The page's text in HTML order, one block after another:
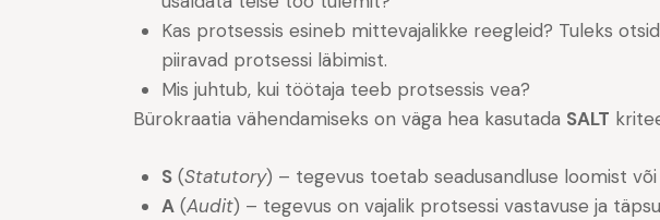
Kas protsessis esineb mittevajalikke reegleid? Tuleks
piiravad protsessi läbimist.
Mis juhtub, kui töötaja teeb protsessis vea?
Bürokraatia vähendamiseks on väga hea kasutada SALT
S(Statutory) – tegevus toetab seadusandluse loomist või
A(Audit) – tegevus on vajalik protsessi vastavuse ja